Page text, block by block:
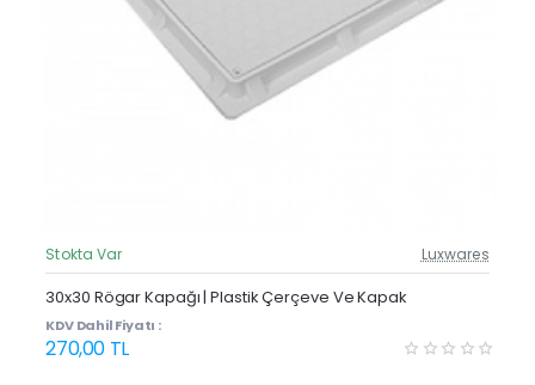
Güncel Fiyat
Stokta Var Luxwares
30x30 Rögar Kapağı | Plastik Çerçeve Ve Kapak
KDV Dahil Fiyatı :
270,00 TL